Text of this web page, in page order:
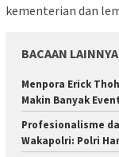
kementerian dan
BACAAN LAINNYA
Menpora Erick
Makin Banyak
Profesionalisme
Wakapolri: Polri